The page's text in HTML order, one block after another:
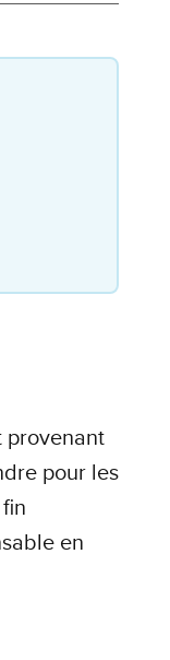
provenant
pour les
en